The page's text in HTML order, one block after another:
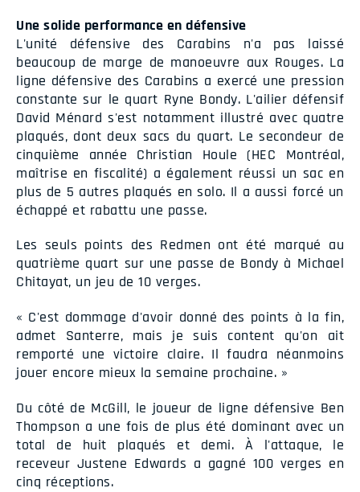
Une solide performance en défensive
L'unité défensive des Carabins n'a pas laissé
beaucoup de marge de manoeuvre aux Rouges. La
ligne défensive des Carabins a exercé une pression
constante sur le quart Ryne Bondy. L'ailier défensif
David Ménard s'est notamment illustré avec quatre
plaqués, dont deux sacs du quart. Le secondeur de
cinquième année Christian Houle (HEC Montréal,
maîtrise en fiscalité) a également réussi un sac en
plus de 5 autres plaqués en solo. Il a aussi forcé un
échappé et rabattu une passe.
Les seuls points des Redmen ont été marqué au
quatrième quart sur une passe de Bondy à Michael
Chitayat, un jeu de 10 verges.
« C'est dommage d'avoir donné des points à la fin,
admet Santerre, mais je suis content qu'on ait
remporté une victoire claire. Il faudra néanmoins
jouer encore mieux la semaine prochaine. »
Du côté de McGill, le joueur de ligne défensive Ben
Thompson a une fois de plus été dominant avec un
total de huit plaqués et demi. À l'attaque, le
receveur Justene Edwards a gagné 100 verges en
cinq réceptions.